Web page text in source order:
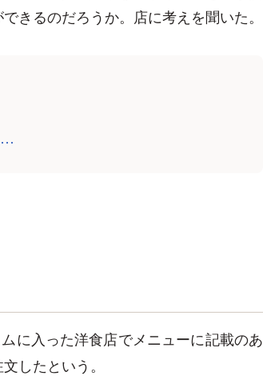
きるのだろうか。店に考えを聞いた。
…
に入った洋食店でメニューに記載のあ
したという。